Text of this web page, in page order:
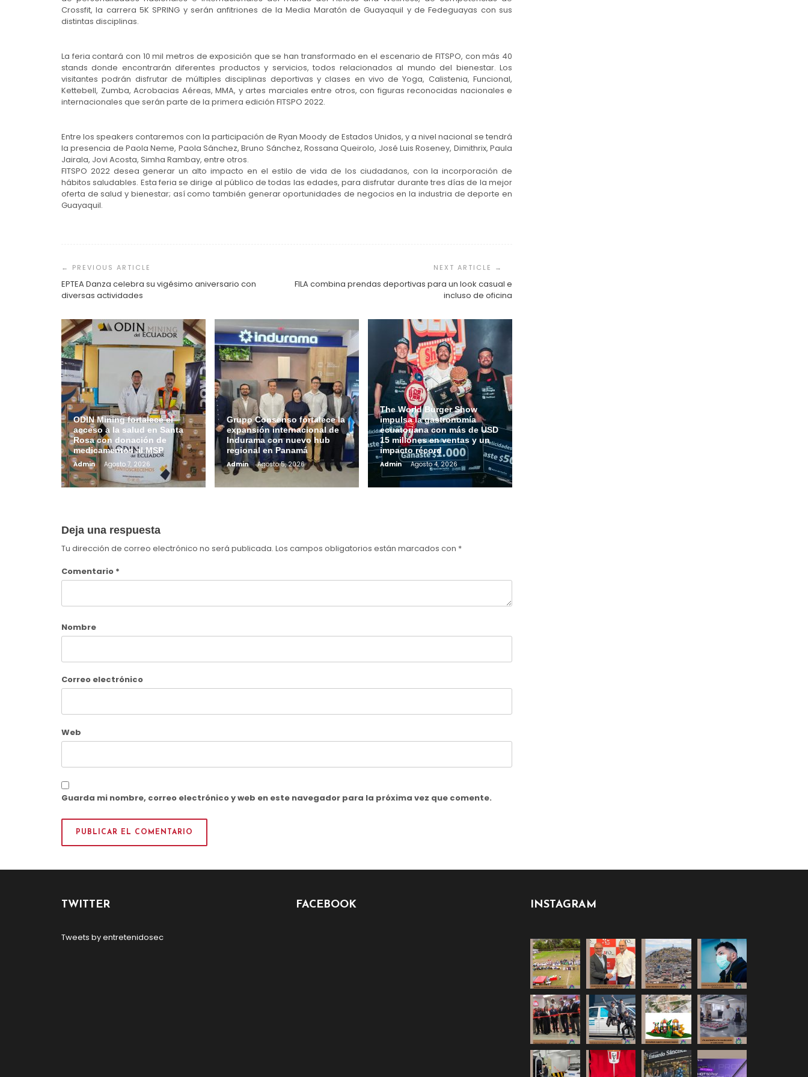
Crossfit, la carrera 5K SPRING y serán anfitriones de la Media Maratón de Guayaquil y de Fedeguayas con sus
distintas disciplinas.
La feria contará con 10 mil metros de exposición que se han transformado en el escenario de FITSPO, con más 40
stands donde encontrarán diferentes productos y servicios, todos relacionados al mundo del bienestar. Los
visitantes podrán disfrutar de múltiples disciplinas deportivas y clases en vivo de Yoga, Calistenia, Funcional,
Kettebell, Zumba, Acrobacias Aéreas, MMA, y artes marciales entre otros, con figuras reconocidas nacionales e
internacionales que serán parte de la primera edición FITSPO 2022.
Entre los speakers contaremos con la participación de Ryan Moody de Estados Unidos, y a nivel nacional se tendrá
la presencia de Paola Neme, Paola Sánchez, Bruno Sánchez, Rossana Queirolo, José Luis Roseney, Dimithrix, Paula
Jairala, Jovi Acosta, Simha Rambay, entre otros.
FITSPO 2022 desea generar un alto impacto en el estilo de vida de los ciudadanos, con la incorporación de
hábitos saludables. Esta feria se dirige al público de todas las edades, para disfrutar durante tres días de la mejor
oferta de salud y bienestar; así como también generar oportunidades de negocios en la industria de deporte en
Guayaquil.
de
entradas
EPTEA Danza celebra su vigésimo aniversario con
diversas actividades
FILA combina prendas deportivas para un look casual e
incluso de oficina
ODIN Mining fortalece el
acceso a la salud en Santa
Rosa con donación de
medicamentos al MSP
Admin Agosto 7, 2026
Grupo Consenso fortalece la
expansión internacional de
Indurama con nuevo hub
regional en Panamá
Admin Agosto 5, 2026
The World Burger Show
impulsa la gastronomía
ecuatoriana con más de USD
15 millones en ventas y un
impacto récord
Admin Agosto 4, 2026
Deja una respuesta
Tu dirección de correo electrónico no será publicada. Los campos obligatorios están marcados con *
Comentario *
Nombre
Correo electrónico
Web
Guarda mi nombre, correo electrónico y web en este navegador para la próxima vez que comente.
TWITTER
Tweets by entretenidosec
FACEBOOK INSTAGRAM